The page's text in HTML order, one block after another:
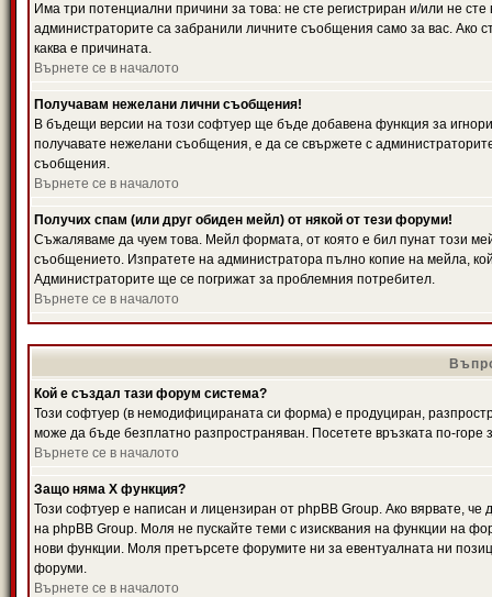
Има три потенциални причини за това: не сте регистриран и/или не
администраторите са забранили личните съобщения само за вас. Ако
каква е причината.
Върнете се в началото
Получавам нежелани лични съобщения!
В бъдещи версии на този софтуер ще бъде добавена функция за
получавате нежелани съобщения, е да се свържете с
съобщения.
Върнете се в началото
Получих спам (или друг обиден мейл) от някой от тези форуми!
Съжаляваме да чуем това. Мейл формата, от която е бил пунат този
съобщението. Изпратете на администратора пълно копие на мейла,
Администраторите ще се погрижат за проблемния потребител.
Върнете се в началото
Кой е създал тази форум система?
Този софтуер (в немодифицираната си форма) е продуциран,
може да бъде безплатно разпространяван. Посетете връзката по-горе
Върнете се в началото
Защо няма X функция?
Този софтуер е написан и лицензиран от phpBB Group. Ако вярвате,
на phpBB Group. Моля не пускайте теми с изисквания на функции на
нови функции. Моля претърсете форумите ни за евентуалната ни
форуми.
Върнете се в началото